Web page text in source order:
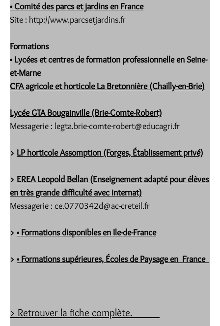
• Comité des parcs et jardins en France
Site : http://www.parcsetjardins.fr
Formations
• Lycées et centres de formation professionnelle en Seine-
et-Marne
CFA agricole et horticole La Bretonnière (Chailly-en-Brie)
Lycée GTA Bougainville (Brie-Comte-Robert)
Messagerie : legta.brie-comte-robert@educagri.fr
> LP horticole Assomption (Forges, Établissement privé)
> EREA Leopold Bellan (Enseignement adapté pour élèves
en très grande difficulté avec internat)
Messagerie : ce.0770342d@ac-creteil.fr
> • Formations disponibles en Ile-de-France
> • Formations supérieures, Écoles de Paysage en France
> Retrouver la fiche complète.